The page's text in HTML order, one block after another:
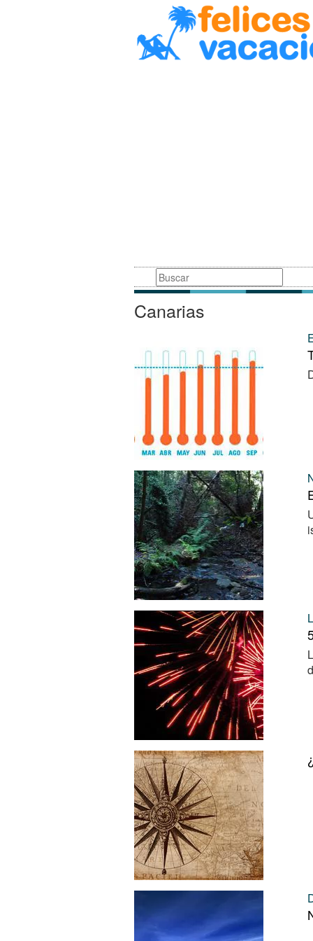
Busqueda
Canarias